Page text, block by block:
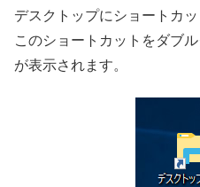
デスクトップにショートカッ
このショートカットをダブ
が表示されます。